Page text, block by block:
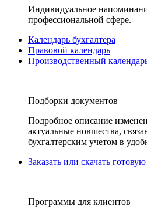
Индивидуальное
профессиональной сфере.
Календарь бухгалтера
Правовой календарь
Производственный
Подборки документов
Подробное описание
актуальные новшества,
бухгалтерским учетом в
Заказать или скачать
Программы для клиентов